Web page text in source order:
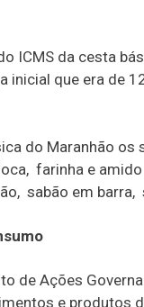
ICMS da cesta
inicial que era de
do Maranhão
farinha e
sabão em
de Ações
e produtos